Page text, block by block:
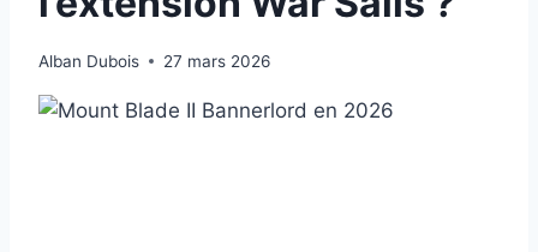
Alban Dubois 27 mars 2026